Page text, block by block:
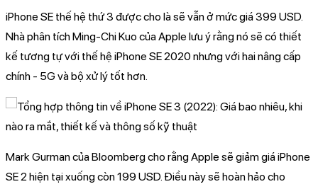
iPhone SE thế hệ thứ 3 được cho là sẽ vẫn ở mức giá 399 USD.
Nhà phân tích Ming-Chi Kuo của Apple lưu ý rằng nó sẽ có thiết
kế tương tự với thế hệ iPhone SE 2020 nhưng với hai nâng cấp
chính - 5G và bộ xử lý tốt hơn.
Mark Gurman của Bloomberg cho rằng Apple sẽ giảm giá iPhone
SE 2 hiện tại xuống còn 199 USD. Điều này sẽ hoàn hảo cho